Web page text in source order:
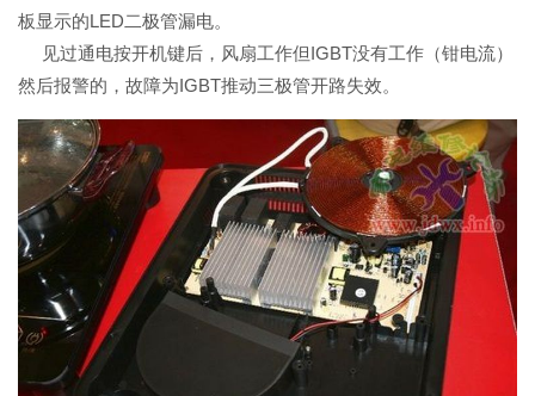
板显示的LED二极管漏电。
见过通电按开机键后，风扇工作但IGBT没有工作（钳电流）
然后报警的，故障为IGBT推动三极管开路失效。